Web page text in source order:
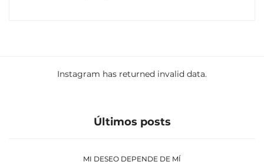
Instagram has returned invalid data.
Últimos posts
MI DESEO DEPENDE DE MÍ